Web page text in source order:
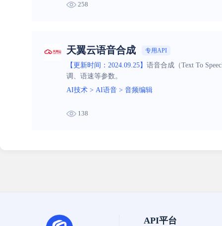
258
天翼云语音合成 专用API
【更新时间：2024.09.25】 语音合成（Text To
调、语速等参数。
AI技术 > AI语音 > 音频编辑
138
API平台